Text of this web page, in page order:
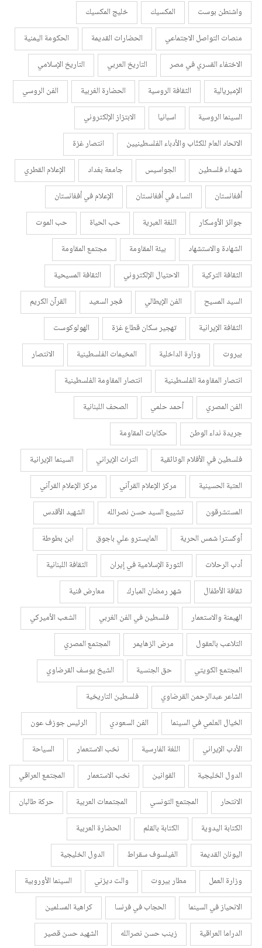
واشنطن بوست المكسيك
خليج المكسيك
منصات التواصل الاجتماعي
الحضارات القديمة
الحكومة اليمنية
الاختفاء القسري في مصر
التاريخ العربي
التاريخ الإسلامي
الإمبريالية
الثقافة الروسية الحضارة الغربية
الفن الروسي
السينما الروسية
اسبانيا
الابتزاز الإلكتروني
الاتحاد العام للكتّاب والأدباء الفلسطينيين
انتصار غزة
شهداء فلسطين
الجواسيس جامعة بغداد
الإعلام القطري
أفغانستان
النساء في أفغانستان
الإعلام في أفغانستان
جوائز الأوسكار
اللغة العبرية حب الحياة
حب الموت
الشهادة والاستشهاد
بيئة المقاومة
مجتمع المقاومة
الثقافة التركية
الاحتيال الإلكتروني
الثقافة المسيحية
السيد المسيح
الفن الإيطالي فجر السعيد
القرآن الكريم
الثقافة الإيرانية
تهجير سكان قطاع غزة
الهولوكوست
بيروت
وزارة الداخلية المخيمات الفلسطينية
الانتصار
انتصار المقاومة الفلسطينية
انتصار المقاومة الفلسطينية
الفن المصري
أحمد حلمي
الصحف اللبنانية
جريدة نداء الوطن
حكايات المقاومة
فلسطين في الأفلام الوثائقية
التراث الإيراني
السينما الإيرانية
العتبة الحسينية
مركز الإعلام القرآني
مركز الإعلام القرآني
المستشرقون
تشييع السيد حسن نصرالله
الشهيد الأقدس
أوكسترا شمس الحرية
المايسترو علي باجوق
ابن بطوطة
أدب الرحلات
الثورة الإسلامية في إيران
الثقافة اللبنانية
ثقافة الأطفال
شهر رمضان المبارك
معارض فنية
الهيمنة والاستعمار
فلسطين في الفن الغربي
الشعب الأميركي
التلاعب بالعقول
مرض الزهايمر
المجتمع المصري
المجتمع الكويتي
حق الجنسية
الشيخ يوسف القرضاوي
الشاعر عبدالرحمن القرضاوي
فلسطين التاريخية
الخيال العلمي في السينما
الفن السعودي
الرئيس جوزف عون
الأدب الإيراني
اللغة الفارسية نخب الاستعمار
السياحة
الدول الخليجية
القوانين نخب الاستعمار
المجتمع العراقي
الانتحار
المجتمع التونسي المجتمعات العربية
حركة طالبان
الكتابة اليدوية
الكتابة بالقلم
الحضارة العربية
اليونان القديمة
الفيلسوف سقراط
الدول الخليجية
وزارة العمل
مطار بيروت والت ديزني
السينما الأوروبية
الانحياز في السينما
الحجاب في فرنسا
كراهية المسلمين
الدراما العراقية
زينب حسن نصرالله
الشهيد حسن قصير